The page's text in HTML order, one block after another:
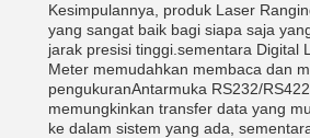
Kesimpulannya, produk Laser
yang sangat baik bagi siapa saja
jarak presisi tinggi.sementara Digital
Meter memudahkan membaca dan
pengukuranAntarmuka RS232/
memungkinkan transfer data yang
ke dalam sistem yang ada,